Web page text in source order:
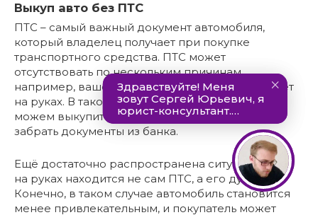
Выкуп авто без ПТС
ПТС – самый важный документ автомобиля,
который владелец получает при покупке
транспортного средства. ПТС может
отсутствовать по нескольким причинам,
например, ваше авто в кредите и документа нет
на руках. В таком случае, если ПТС в банке, мы
можем выкупить авто с закрытием кредита и
забрать документы из банка.
Ещё достаточно распространена ситуация, если
на руках находится не сам ПТС, а его дубликат.
Конечно, в таком случае автомобиль становится
менее привлекательным, и покупатель может